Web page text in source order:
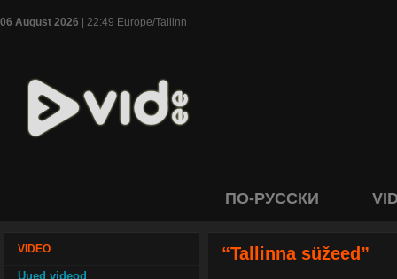
06 August 2026 | 22:49 Europe/Tallinn
ПО-РУССКИ
VIDEO
Uued videod
“Tallinna süžeed”